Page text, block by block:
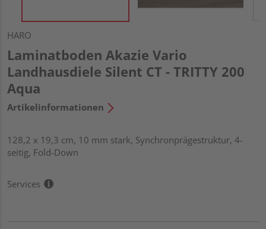
HARO
Laminatboden Akazie Vario
Landhausdiele Silent CT - TRITTY 200
Aqua
Artikelinformationen
128,2 x 19,3 cm, 10 mm stark, Synchronprägestruktur, 4-
seitig, Fold-Down
Services